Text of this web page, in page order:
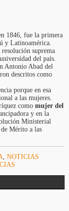
1846, fue la primera
y Latinoamérica.
suprema
del país.
Antonio Abad del
descritos como
porque en esa
a las mujeres.
como mujer del
y en la
Ministerial
Mérito a las
NOTICIAS